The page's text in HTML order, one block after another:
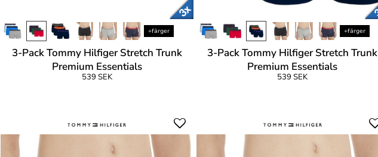
+färger
3-Pack Tommy Hilfiger Stretch Trunk
Premium Essentials
539 SEK
+färger
3-Pack Tommy Hilfiger Stretch Trunk
Premium Essentials
539 SEK